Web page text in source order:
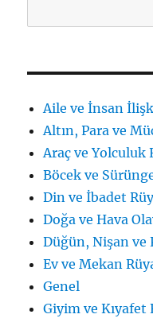
Aile ve İnsan
Altın, Para ve
Araç ve Yolculuk
Böcek ve
Din ve İbadet
Doğa ve Hava
Düğün, Nişan ve
Ev ve Mekan
Genel
Giyim ve Kıyafet